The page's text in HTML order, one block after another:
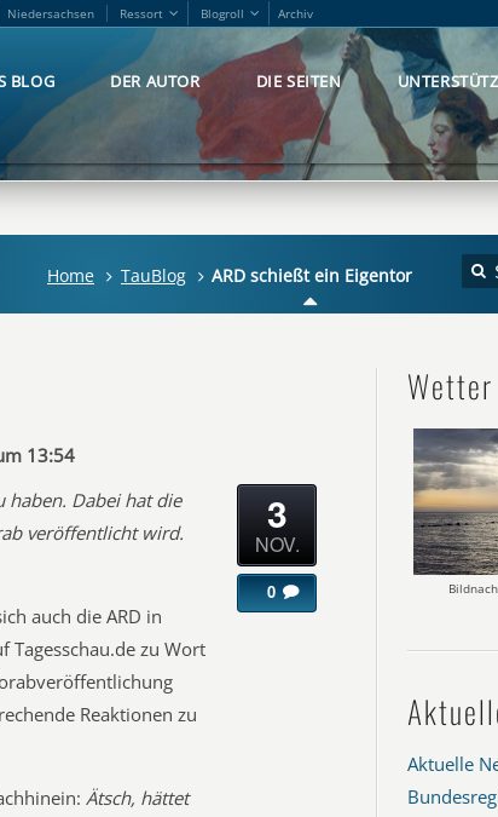
Niedersachsen Ressort Blogroll Archiv
BLOG DER AUTOR DIE SEITEN
Home TauBlog ARD schießt ein Eigentor
13:54
Dabei hat die
veröffentlicht wird.
auch die ARD in
Tagesschau.de zu Wort
Reaktionen zu
Ätsch, hättet
3
NOV.
0
Wetter
Aktuelle
Niedersachsen Ressort Blogroll Archiv
BLOG DER AUTOR DIE SEITEN